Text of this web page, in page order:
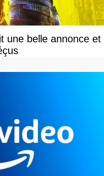
une belle annonce et